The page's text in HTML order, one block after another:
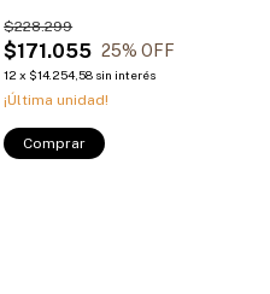
$171.055
$228.299
25% OFF
12 x $14.254,58 sin interés
¡Última unidad!
Comprar